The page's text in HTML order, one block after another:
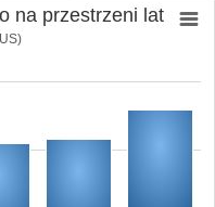
na przestrzeni lat